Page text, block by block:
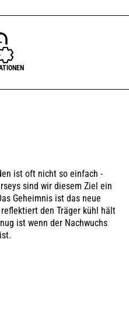
ist oft nicht so einfach -
sind wir diesem Ziel ein
Geheimnis ist das neue
den Träger kühl hält
ist wenn der Nachwuchs